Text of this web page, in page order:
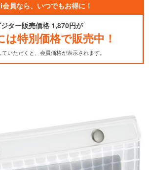
員なら、いつでもお得に！
ジター販売価格 1,870円が
は特別価格で販売中！
ていただくと、会員価格が表示されます。